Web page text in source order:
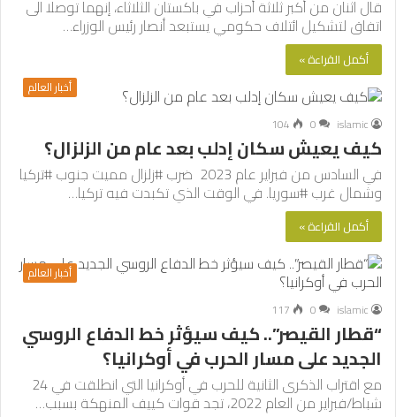
قال اثنان من أكبر ثلاثة أحزاب في باكستان الثلاثاء، إنهما توصلا الى
اتفاق لتشكيل ائتلاف حكومي يستبعد أنصار رئيس الوزراء…
أكمل القراءة »
أخبار العالم
islamic
0
104
كيف يعيش سكان إدلب بعد عام من الزلزال؟
في السادس من فبراير عام 2023 ضرب #زلزال مميت جنوب #تركيا
وشمال غرب #سوريا. في الوقت الذي تكبدت فيه تركيا…
أكمل القراءة »
أخبار العالم
islamic
0
117
“قطار القيصر”.. كيف سيؤثر خط الدفاع الروسي
الجديد على مسار الحرب في أوكرانيا؟
مع اقتراب الذكرى الثانية للحرب في أوكرانيا التي انطلقت في 24
شباط/فبراير من العام 2022، تجد قوات كييف المنهكة بسبب…